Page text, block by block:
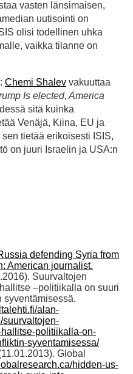
vasten länsimaisen,
uutisointi on
olisi todellinen uhka
vaikka tilanne on
Chemi Shalev vakuuttaa
Is elected, America
sitä kuinka
Venäjä, Kiina, EU ja
tietää erikoisesti ISIS,
on juuri Israelin ja USA:n
defending Syria from
American journalist.
Suurvaltojen
–politiikalla on suuri
syventämisessä.
alan-
suurvaltojen-
politiikalla-on-
syventamisessa/
Global
hidden-us-